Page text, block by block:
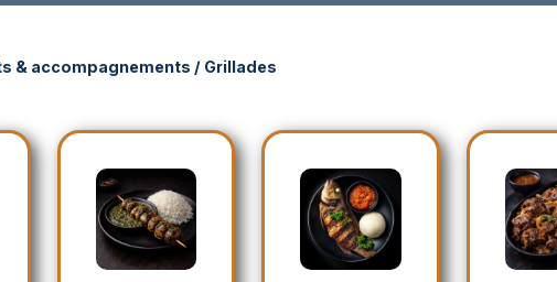
& accompagnements / Grillades